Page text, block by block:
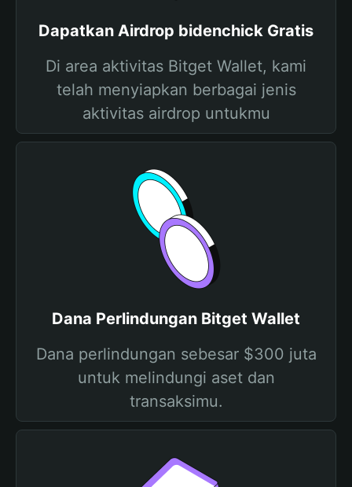
Dapatkan Airdrop bidenchick Gratis
Di area aktivitas Bitget Wallet, kami
telah menyiapkan berbagai jenis
aktivitas airdrop untukmu
Dana Perlindungan Bitget Wallet
Dana perlindungan sebesar $300 juta
untuk melindungi aset dan
transaksimu.